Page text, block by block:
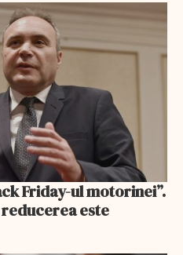
Friday-ul motorinei”.
este